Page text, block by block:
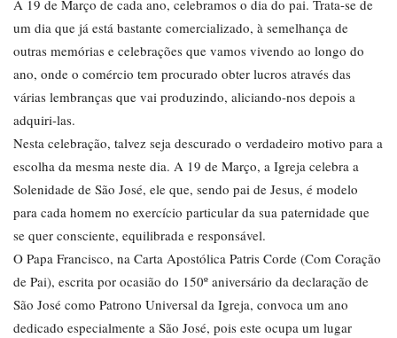
A 19 de Março de cada ano, celebramos o dia do pai. Trata-se de
um dia que já está bastante comercializado, à semelhança de
outras memórias e celebrações que vamos vivendo ao longo do
ano, onde o comércio tem procurado obter lucros através das
várias lembranças que vai produzindo, aliciando-nos depois a
adquiri-las.
Nesta celebração, talvez seja descurado o verdadeiro motivo para a
escolha da mesma neste dia. A 19 de Março, a Igreja celebra a
Solenidade de São José, ele que, sendo pai de Jesus, é modelo
para cada homem no exercício particular da sua paternidade que
se quer consciente, equilibrada e responsável.
O Papa Francisco, na Carta Apostólica Patris Corde (Com Coração
de Pai), escrita por ocasião do 150º aniversário da declaração de
São José como Patrono Universal da Igreja, convoca um ano
dedicado especialmente a São José, pois este ocupa um lugar